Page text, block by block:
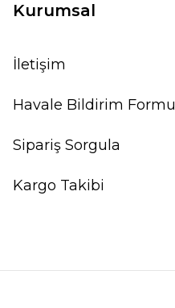
%10
Kurumsal
İletişim
Havale Bildirim Formu
Sipariş Sorgula
Kargo Takibi